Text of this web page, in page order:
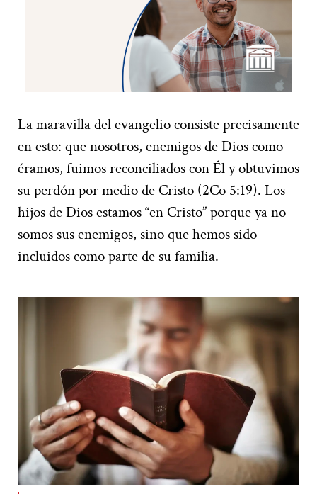
La maravilla del evangelio consiste precisamente
en esto: que nosotros, enemigos de Dios como
éramos, fuimos reconciliados con Él y obtuvimos
su perdón por medio de Cristo (2Co 5:19). Los
hijos de Dios estamos “en Cristo” porque ya no
somos sus enemigos, sino que hemos sido
incluidos como parte de su familia.